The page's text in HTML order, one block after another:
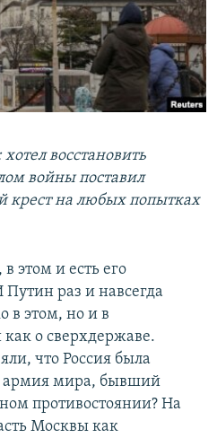
восстановить
войны поставил
на любых попытках
этом и есть его
раз и навсегда
в этом, но и в
как о сверхдержаве.
что Россия была
армия мира, бывший
противостоянии? На
Москвы как